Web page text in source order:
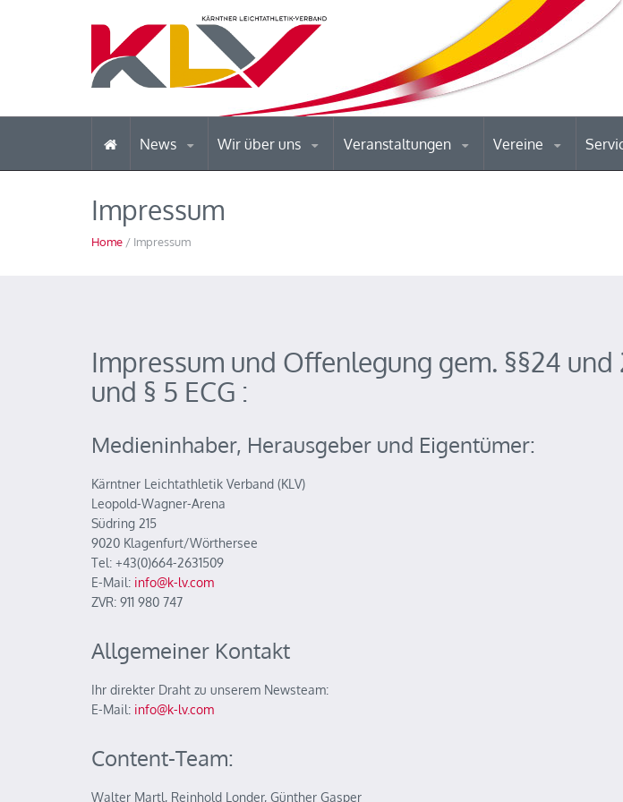
News Wir über uns Veranstaltungen Vereine
Impressum
Home / Impressum
Impressum und Offenlegung gem. §§24
und § 5 ECG :
Medieninhaber, Herausgeber und Eigentümer:
Kärntner Leichtathletik Verband (KLV)
Leopold-Wagner-Arena
Südring 215
9020 Klagenfurt/Wörthersee
Tel: +43(0)664-2631509
E-Mail: info@k-lv.com
ZVR: 911 980 747
Allgemeiner Kontakt
Ihr direkter Draht zu unserem Newsteam:
E-Mail: info@k-lv.com
Content-Team:
Walter Martl, Reinhold Londer, Günther Gasper